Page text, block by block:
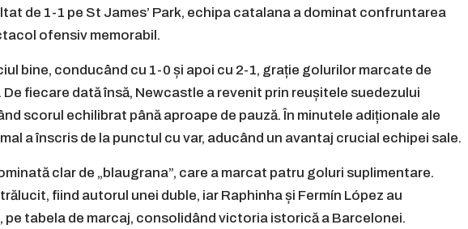
de 1-1 pe St James’ Park, echipa catalana a dominat confruntarea
ofensiv memorabil.
bine, conducând cu 1-0 și apoi cu 2-1, grație golurilor marcate de
De fiecare dată însă, Newcastle a revenit prin reușitele suedezului
scorul echilibrat până aproape de pauză. În minutele adiționale ale
a înscris de la punctul cu var, aducând un avantaj crucial echipei sale.
clar de „blaugrana”, care a marcat patru goluri suplimentare.
fiind autorul unei duble, iar Raphinha și Fermín López au
pe tabela de marcaj, consolidând victoria istorică a Barcelonei.